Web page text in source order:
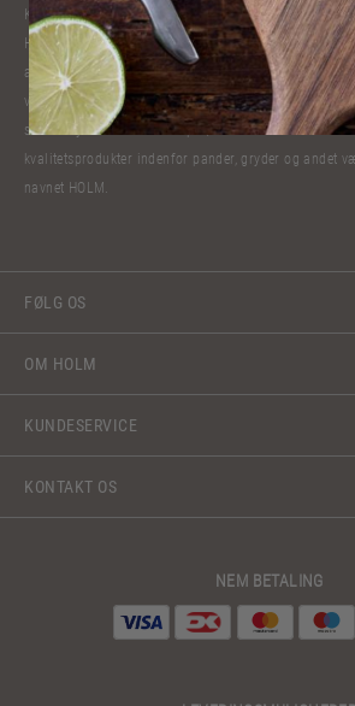
Kokkelivet har bibragt Claus Holm mange oplevelser.
Hendes Majestæt Dronning Margrethe, kæmpet og
arbejdet i Cairo og Zürich og med eget
ved siden af flere kokkekollegaer på TV, forfattet
samarbejde med F&H Group A/S har han udviklet et
kvalitetsprodukter indenfor pander, gryder og andet
navnet HOLM.
FØLG OS
OM HOLM
KUNDESERVICE
KONTAKT OS
NEM BETALING